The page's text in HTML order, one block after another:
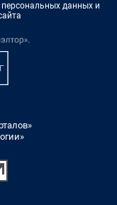
данных и